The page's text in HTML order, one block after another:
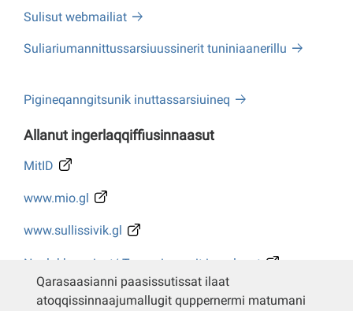
Sulisut webmailiat
Suliariumannittussarsiuussinerit tuniniaanerillu
Pigineqanngitsunik inuttassarsiuineq
Allanut ingerlaqqiffiusinnaasut
MitID
www.mio.gl
www.sullissivik.gl
Naalakkersuisut/ Tusarniaanerit ingerlasut
Whistleblower
Qarasaasianni paasissutissat ilaat
atoqqissinnaajumallugit quppernermi matumani